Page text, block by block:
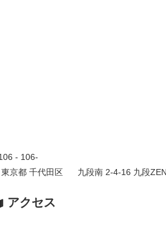
- 106-
東京都 千代田区 九段南 2-4-16 九段
アクセス